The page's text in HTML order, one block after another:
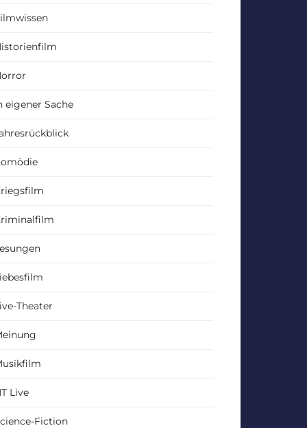
eigener Sache
Theater
Live
Fiction